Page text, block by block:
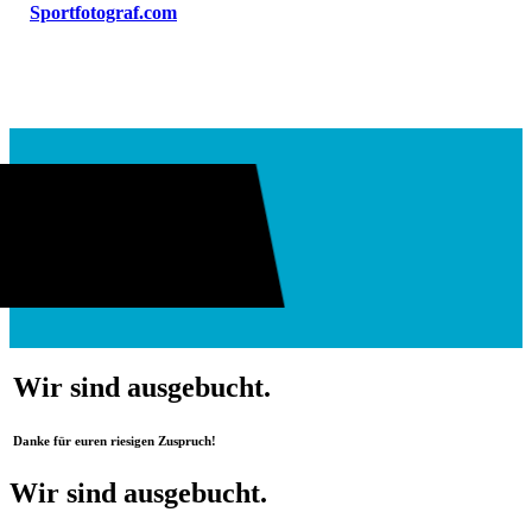
Sportfotograf.com
Wir sind ausgebucht.
Danke für euren riesigen Zuspruch!
Wir sind ausgebucht.